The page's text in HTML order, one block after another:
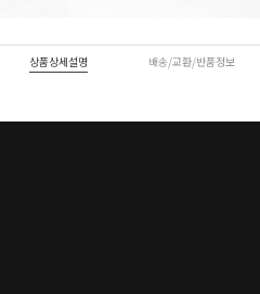
상품상세설명 배송/교환/반품정보